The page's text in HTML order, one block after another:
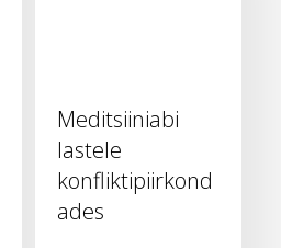
Meditsiiniabi
lastele
konfliktipiirkond
ades